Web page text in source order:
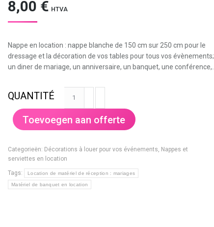
8,00 € HTVA
Nappe en location : nappe blanche de 150 cm sur 250 cm pour le
dressage et la décoration de vos tables pour tous vos évènements;
un diner de mariage, un anniversaire, un banquet, une conférence,…
aantal
Toevoegen aan offerte
Categorieën: Décorations à louer pour vos événements, Nappes et
serviettes en location
Tags: Location de matériel de réception : mariages
Matériel de banquet en location